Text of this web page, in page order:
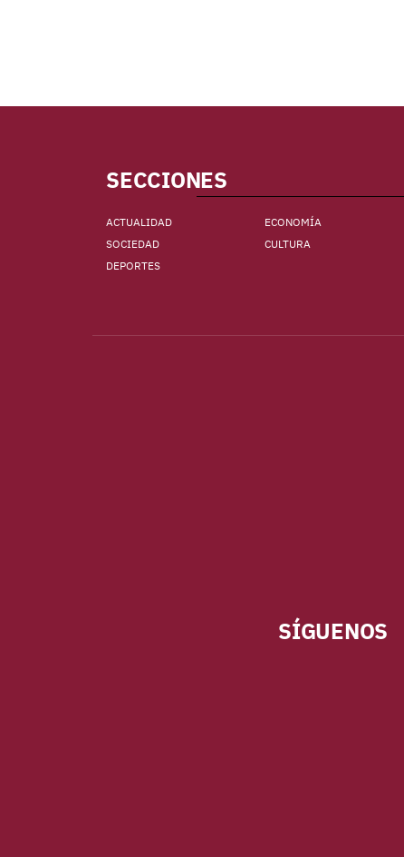
SECCIONES
ACTUALIDAD
ECONOMÍA
SOCIEDAD
CULTURA
DEPORTES
SÍGUENOS